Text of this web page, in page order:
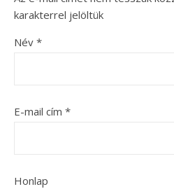
karakterrel jelöltük
Név *
E-mail cím *
Honlap